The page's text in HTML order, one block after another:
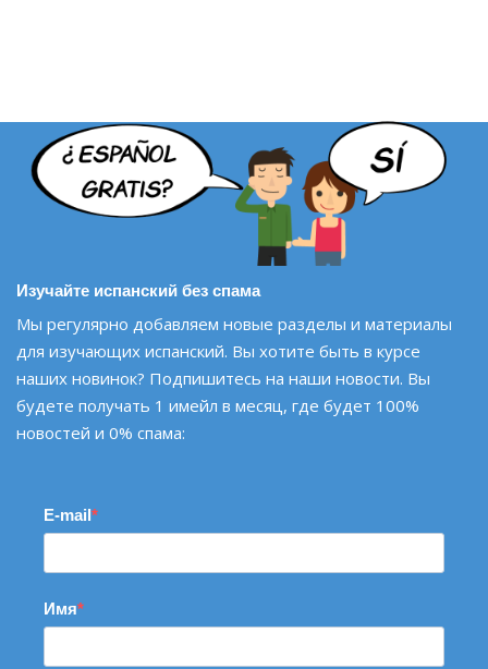
Изучайте испанский без спама
Мы регулярно добавляем новые разделы и материалы
для изучающих испанский. Вы хотите быть в курсе
наших новинок? Подпишитесь на наши новости. Вы
будете получать 1 имейл в месяц, где будет 100%
новостей и 0% спама:
E-mail
Имя